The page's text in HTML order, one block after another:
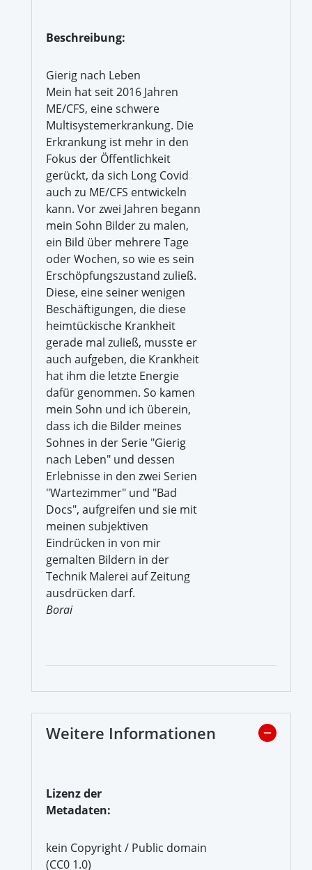
Beschreibung:
Gierig nach Leben
Mein hat seit 2016 Jahren
ME/CFS, eine schwere
Multisystemerkrankung. Die
Erkrankung ist mehr in den
Fokus der Öffentlichkeit
gerückt, da sich Long Covid
auch zu ME/CFS entwickeln
kann. Vor zwei Jahren begann
mein Sohn Bilder zu malen,
ein Bild über mehrere Tage
oder Wochen, so wie es sein
Erschöpfungszustand zuließ.
Diese, eine seiner wenigen
Beschäftigungen, die diese
heimtückische Krankheit
gerade mal zuließ, musste er
auch aufgeben, die Krankheit
hat ihm die letzte Energie
dafür genommen. So kamen
mein Sohn und ich überein,
dass ich die Bilder meines
Sohnes in der Serie "Gierig
nach Leben" und dessen
Erlebnisse in den zwei Serien
"Wartezimmer" und "Bad
Docs", aufgreifen und sie mit
meinen subjektiven
Eindrücken in von mir
gemalten Bildern in der
Technik Malerei auf Zeitung
ausdrücken darf.
Borai
Weitere Informationen
Lizenz der
Metadaten:
kein Copyright / Public domain
(CC0 1.0)